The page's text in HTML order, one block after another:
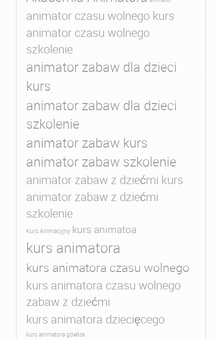
animator czasu wolnego kurs
animator czasu wolnego
szkolenie
animator zabaw dla dzieci
kurs
animator zabaw dla dzieci
szkolenie
animator zabaw kurs
animator zabaw szkolenie
animator zabaw z dziećmi kurs
animator zabaw z dziećmi
szkolenie
Kurs Animacyjny kurs animatoa
kurs animatora
kurs animatora czasu wolnego
kurs animatora czasu wolnego
zabaw z dziećmi
kurs animatora dziecięcego
kurs animatora gdańsk